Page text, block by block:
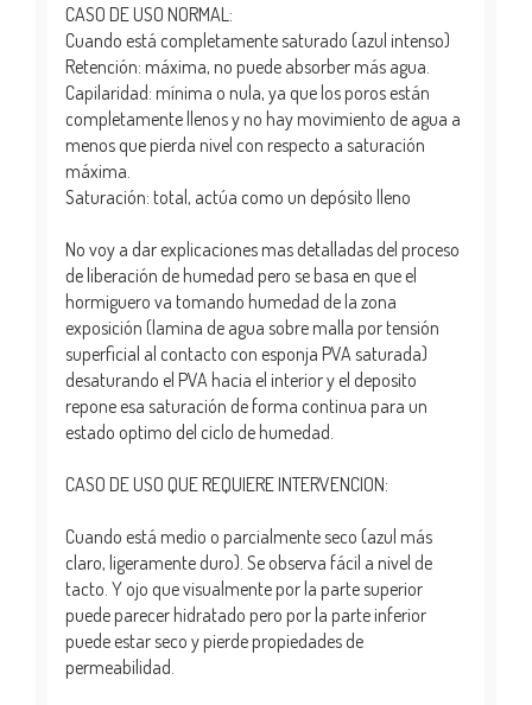
CASO DE USO NORMAL:
Cuando está completamente saturado (azul intenso)
Retención: máxima, no puede absorber más agua.
Capilaridad: mínima o nula, ya que los poros están
completamente llenos y no hay movimiento de agua a
menos que pierda nivel con respecto a saturación
máxima.
Saturación: total, actúa como un depósito lleno
No voy a dar explicaciones mas detalladas del proceso
de liberación de humedad pero se basa en que el
hormiguero va tomando humedad de la zona
exposición (lamina de agua sobre malla por tensión
superficial al contacto con esponja PVA saturada)
desaturando el PVA hacia el interior y el deposito
repone esa saturación de forma continua para un
estado optimo del ciclo de humedad.
CASO DE USO QUE REQUIERE INTERVENCION:
Cuando está medio o parcialmente seco (azul más
claro, ligeramente duro). Se observa fácil a nivel de
tacto. Y ojo que visualmente por la parte superior
puede parecer hidratado pero por la parte inferior
puede estar seco y pierde propiedades de
permeabilidad.